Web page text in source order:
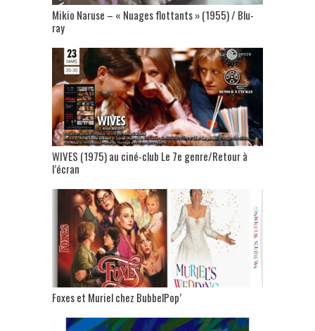
Mikio Naruse – « Nuages flottants » (1955) / Blu-
ray
WIVES (1975) au ciné-club Le 7e genre/Retour à
l’écran
Foxes et Muriel chez BubbelPop’